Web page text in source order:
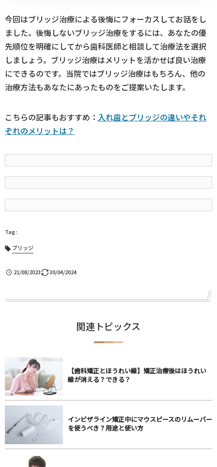
今回はブリッジ治療による後悔にフォーカスしてお話をし
ました。後悔しないブリッジ治療をするには、あなたの優
先順位を明確にしてから歯科医師と相談して治療法を選択
しましょう。ブリッジ治療はメリットを活かせば良い治療
にできるのです。当院ではブリッジ治療はもちろん、他の
治療方法もあなたにあったものをご提案いたします。
こちらの記事もおすすめ： 入れ歯とブリッジの違いやそれ
ぞれのメリットは？
ブリッジ
21/08/2023 30/04/2024
関連トピックス
【歯科矯正とほうれい線】矯正治療後はほうれい
線が消える？できる？
インビザライン矯正中にマウスピースのリムーバー
を使うべき？用途と使い方